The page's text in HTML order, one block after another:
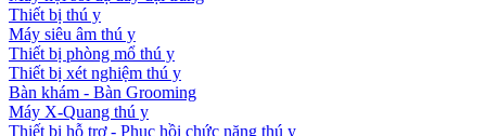
Thiết bị thú y
Máy siêu âm thú y
Thiết bị phòng mổ thú y
Thiết bị xét nghiệm thú y
Bàn khám - Bàn Grooming
Máy X-Quang thú y
Thiết bị hỗ trợ - Phục hồi chức năng thú y